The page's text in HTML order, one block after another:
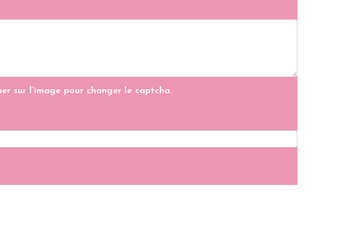
sur l’image pour changer le captcha.